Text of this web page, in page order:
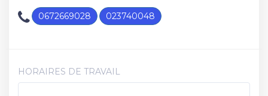
0672669028 023740048
HORAIRES DE TRAVAIL